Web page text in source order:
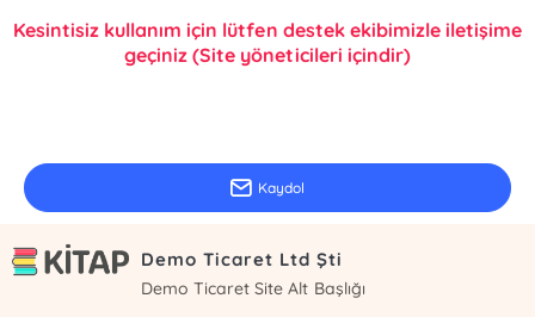
Kesintisiz kullanım için lütfen destek ekibimizle iletişime
geçiniz (Site yöneticileri içindir)
Kaydol
Demo Ticaret Ltd Şti
Demo Ticaret Site Alt Başlığı